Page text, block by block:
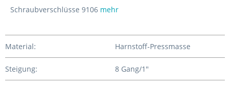
Schraubverschlüsse 9106 mehr
Material: Harnstoff-Pressmasse
Steigung: 8 Gang/1"